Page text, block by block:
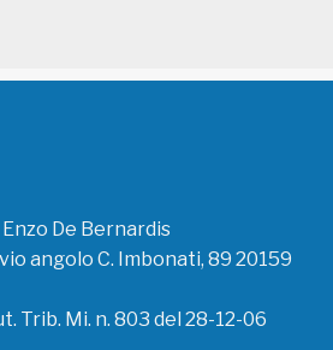
De Bernardis
angolo C. Imbonati, 89 20159
Trib. Mi. n. 803 del 28-12-06